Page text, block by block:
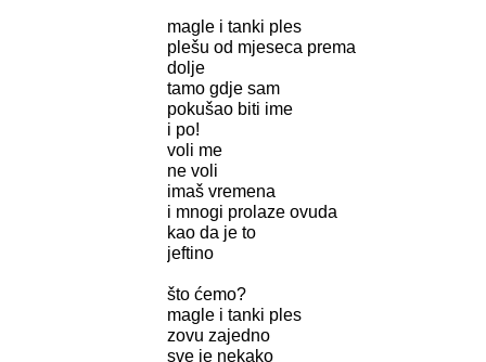
magle i tanki ples
plešu od mjeseca prema
dolje
tamo gdje sam
pokušao biti ime
i po!
voli me
ne voli
imaš vremena
i mnogi prolaze ovuda
kao da je to
jeftino
što ćemo?
magle i tanki ples
zovu zajedno
sve je nekako